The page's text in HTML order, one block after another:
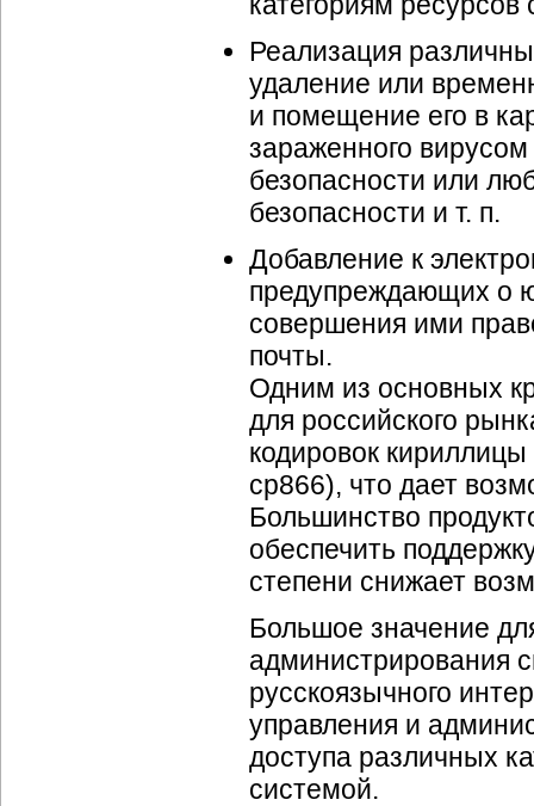
Реализация
удаление или
и помещение его в
зараженного
безопасности или
безопасности и т. п.
Добавление к
предупреждающих о
совершения ими
почты.
Одним из основных
для российского
кодировок кириллицы
cp866), что дает
Большинство
обеспечить
степени снижает
Большое значение
администрирования
русскоязычного
управления и
доступа различных
системой.